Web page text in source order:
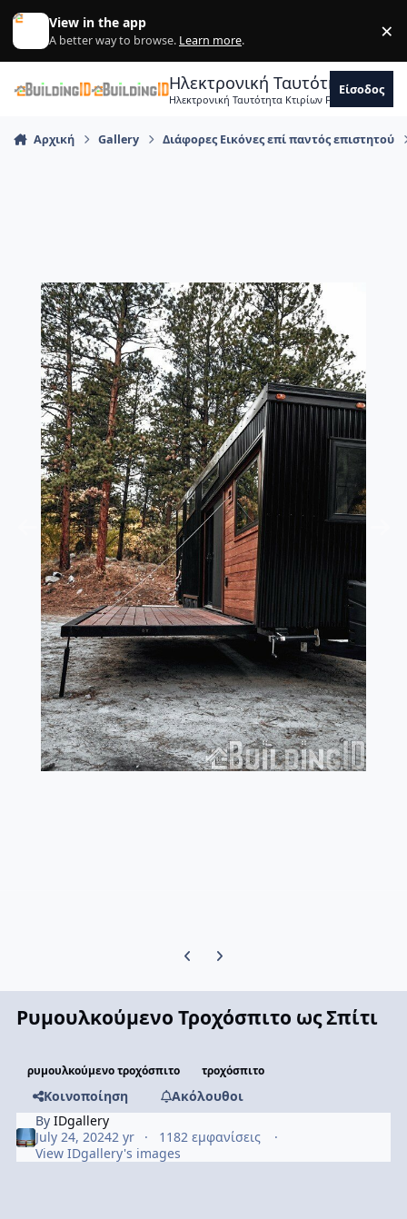
Skip to content
View in the app
A better way to browse. Learn more. ×
Ηλεκτρονική Ταυτότητα
Ηλεκτρονική Ταυτότητα Κτιρίων Forum
Είσοδος
Αρχική Gallery Διάφορες Εικόνες επί παντός επιστητού
Previous carousel slide
Next carousel slide
Ρυμουλκούμενο Τροχόσπιτο ως Σπίτι
ρυμουλκούμενο τροχόσπιτο τροχόσπιτο
Κοινοποίηση
Ακόλουθοι
ByIDgallery
July 24, 20242 yr
1182 εμφανίσεις
View IDgallery's images